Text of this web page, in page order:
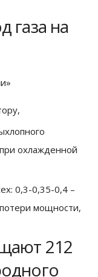
газа на
охлажденной
0,3-0,35-0,4 –
мощности,
212